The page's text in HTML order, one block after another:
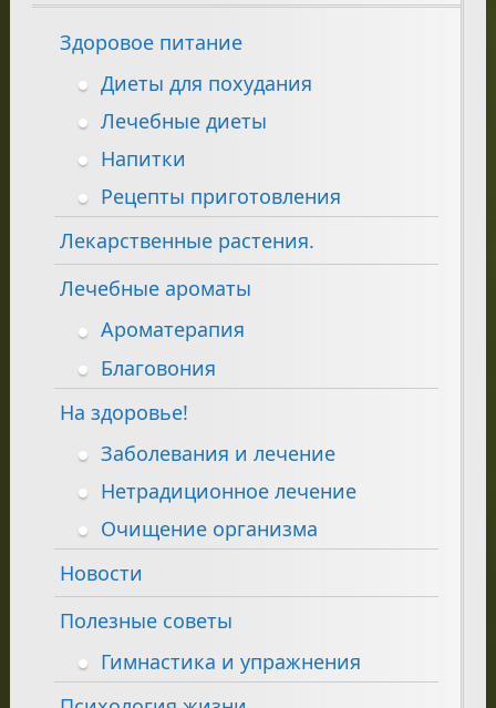
Здоровое питание
Диеты для похудания
Лечебные диеты
Напитки
Рецепты приготовления
Лекарственные растения.
Лечебные ароматы
Ароматерапия
Благовония
На здоровье!
Заболевания и лечение
Нетрадиционное лечение
Очищение организма
Новости
Полезные советы
Гимнастика и упражнения